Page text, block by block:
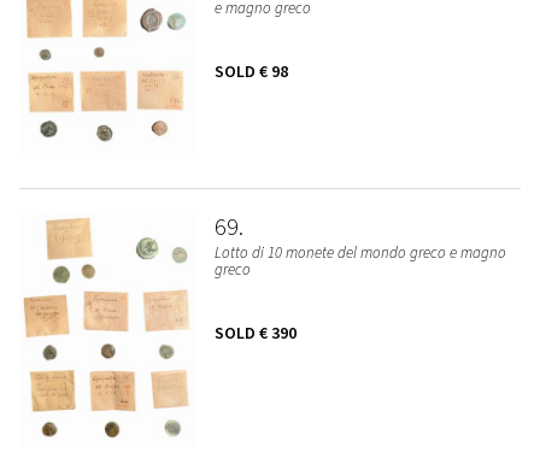
e magno greco
SOLD € 98
69
Lotto di 10 monete del mondo greco e magno
greco
SOLD € 390